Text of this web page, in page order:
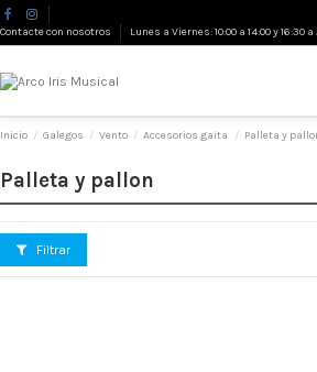
Contacte con nosotros Lunes a Viernes: 10:00 a 14:00 y 16:30
Inicio Galegos Vento Accesorios gaita Palleta y
Palleta y pallon
Filtrar